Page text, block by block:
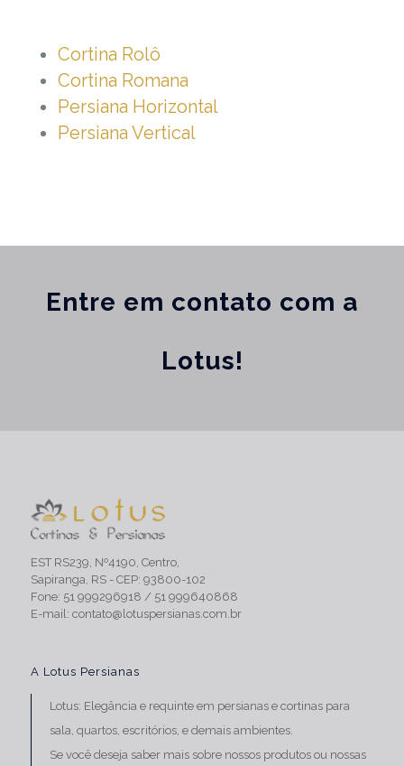
Cortina Rolô
Cortina Romana
Persiana Horizontal
Persiana Vertical
Entre em contato com a
Lotus!
EST RS239, Nº4190, Centro,
Sapiranga, RS - CEP: 93800-102
Fone: 51 999296918 / 51 999640868
E-mail: contato@lotuspersianas.com.br
A Lotus Persianas
Lotus: Elegância e requinte em persianas e cortinas para
sala , quartos, escritórios, e demais ambientes.
Se você deseja saber mais sobre nossos produtos ou nossas